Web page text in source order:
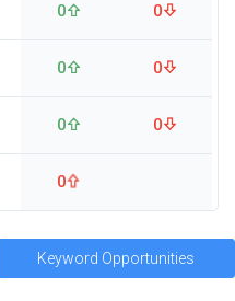
0 0
0 0
0 0
0
Keyword Opportunities